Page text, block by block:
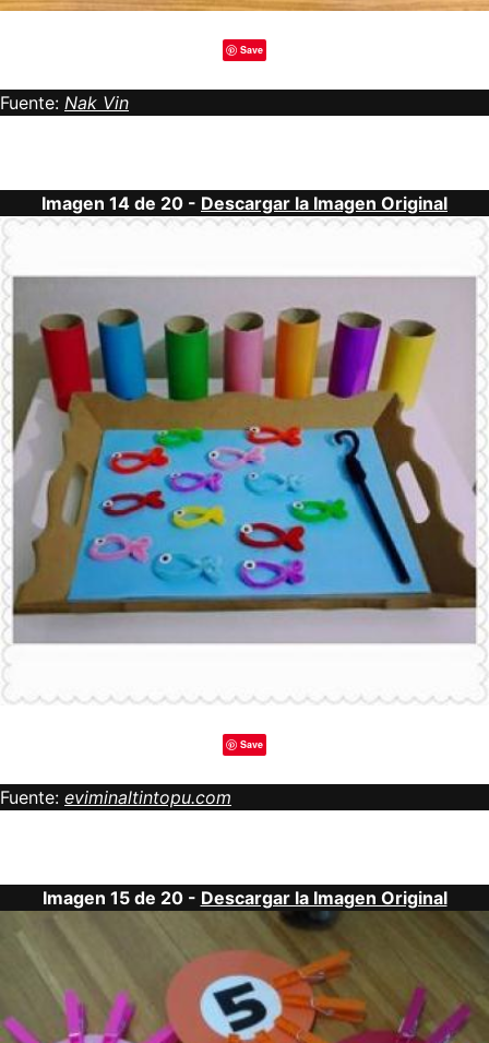
Save
Fuente: Nak Vin
Imagen 14 de 20 - Descargar la Imagen Original
Save
Fuente: eviminaltintopu.com
Imagen 15 de 20 - Descargar la Imagen Original